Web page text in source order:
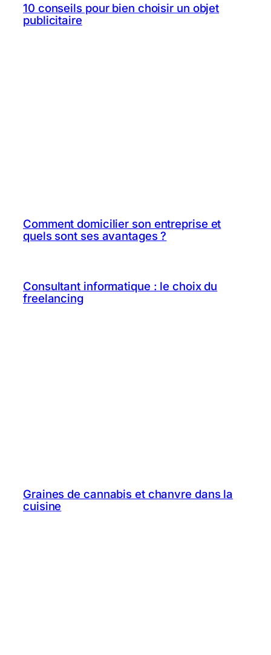
10 conseils pour bien choisir un objet
publicitaire
Comment domicilier son entreprise et
quels sont ses avantages ?
Consultant informatique : le choix du
freelancing
Graines de cannabis et chanvre dans la
cuisine